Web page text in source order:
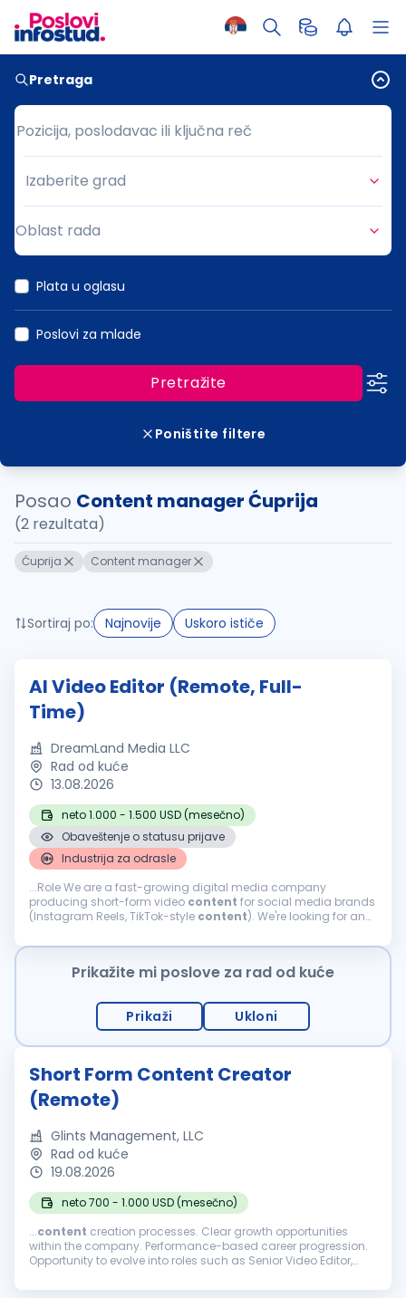
Pretraga
Pozicija, poslodavac ili ključna reč
Pozicija, poslodavac ili ključna reč
Grad
Izaberite grad
Oblast rada
Plata u oglasu
Poslovi za mlade
Pretražite
Poništite filtere
Posao Content manager Ćuprija
(2 rezultata)
Ćuprija Content manager
Sortiraj po: Najnovije Uskoro ističe
AI Video Editor (Remote, Full-
Time)
DreamLand Media LLC
Rad od kuće
13.08.2026
neto 1.000 - 1.500 USD (mesečno)
Obaveštenje o statusu prijave
Industrija za odrasle
...Role We are a fast-growing digital media company
producing short-form video content for social media brands
(Instagram Reels, TikTok-style content). We're looking for an
tools and turns...
Prikažite mi poslove za rad od kuće
Prikaži Ukloni
Short Form Content Creator
(Remote)
Glints Management, LLC
Rad od kuće
19.08.2026
neto 700 - 1.000 USD (mesečno)
...content creation processes. Clear growth opportunities
within the company. Performance-based career progression.
Opportunity to evolve into roles such as Senior Video Editor,
Starting salary: $700...